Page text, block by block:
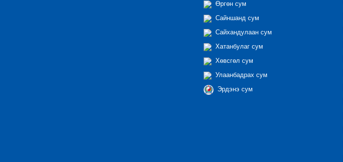
Өргөн сум
Сайншанд сум
Сайхандулаан сум
Хатанбулаг сум
Хөвсгөл сум
Улаанбадрах сум
Эрдэнэ сум